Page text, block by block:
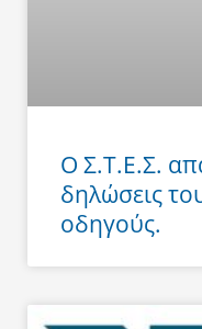
Ο Σ.Τ.Ε.Σ.
δηλώσεις
οδηγούς.